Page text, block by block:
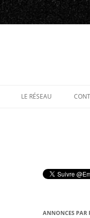
LE RÉSEAU
ANNONCES PAR